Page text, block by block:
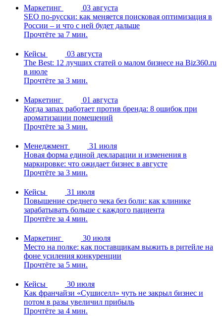
Маркетинг
03 августа
SEO по-русски: как меняется поисковая оптимизация в
России – и что с ней будет дальше
Прочтёте за 7 мин.
Кейсы
03 августа
The Best: 12 лучших статей о малом бизнесе на Biz360.ru
в июле
Прочтёте за 3 мин.
Маркетинг
01 августа
Когда запах работает против бренда: 8 ошибок при
ароматизации помещений
Прочтёте за 3 мин.
Менеджмент
31 июля
Новая форма единой декларации и изменения в
маркировке: что ожидает бизнес в августе
Прочтёте за 3 мин.
Кейсы
31 июля
Повышение среднего чека без боли: как клинике
зарабатывать больше с каждого пациента
Прочтёте за 4 мин.
Маркетинг
30 июля
Место на полке: как поставщикам выжить в ритейле на
фоне усиления конкуренции
Прочтёте за 5 мин.
Кейсы
30 июля
Как франчайзи «Сушиселл» чуть не закрыл бизнес и
потом в разы увеличил прибыль
Прочтёте за 4 мин.